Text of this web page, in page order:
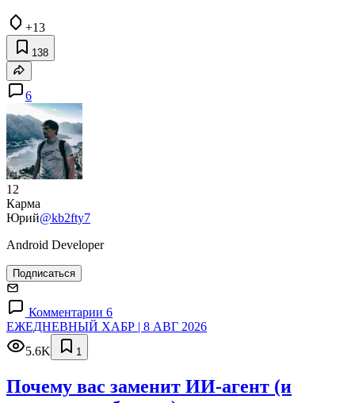
+13
138
6
12
Карма
Юрий@kb2fty7
Android Developer
Подписаться
Комментарии 6
ЕЖЕДНЕВНЫЙ ХАБР | 8 АВГ 2026
5.6K
1
Почему вас заменит ИИ‑агент (и